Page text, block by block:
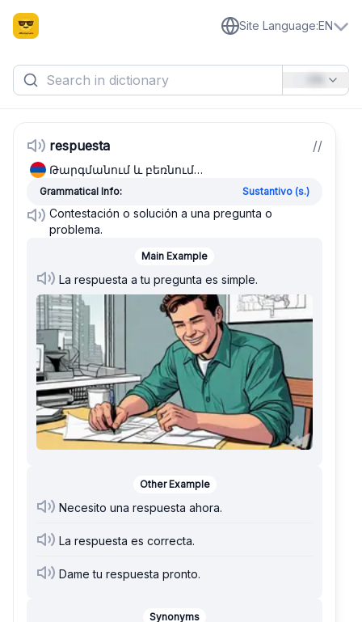
Site Language:EN
respuesta //
Թարգմանում և բեռնում…
Grammatical Info: Sustantivo (s.)
Contestación o solución a una pregunta o
problema.
Main Example
La respuesta a tu pregunta es simple.
Other Example
Necesito una respuesta ahora.
La respuesta es correcta.
Dame tu respuesta pronto.
Synonyms